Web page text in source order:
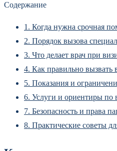
Содержание
1. Когда нужна срочная
2. Порядок вызова
3. Что делает врач при
4. Как правильно вызвать
5. Показания и
6. Услуги и ориентиры по
7. Безопасность и права
8. Практические советы